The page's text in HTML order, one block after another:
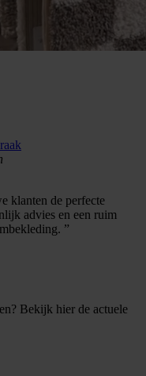
klanten de perfecte
advies en een ruim
”
Bekijk hier de actuele